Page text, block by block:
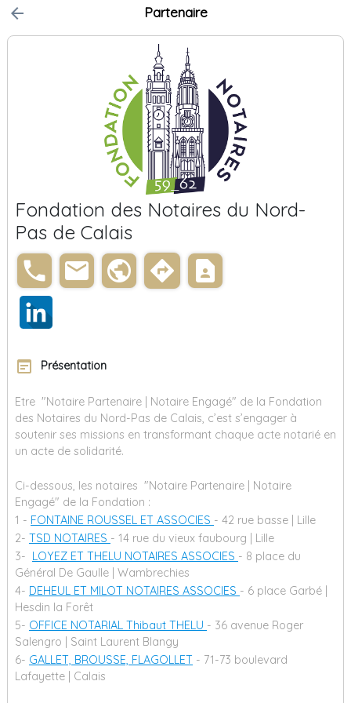
Partenaire
arrow_back
Fondation des Notaires du Nord-
Pas de Calais
phone email public directions contact_page
wysiwyg Présentation
Etre "Notaire Partenaire | Notaire Engagé" de la Fondation
des Notaires du Nord-Pas de Calais, c’est s’engager à
soutenir ses missions en transformant chaque acte notarié en
un acte de solidarité.
Ci-dessous, les notaires "Notaire Partenaire | Notaire
Engagé" de la Fondation :
1 - FONTAINE ROUSSEL ET ASSOCIES - 42 rue basse | Lille
2- TSD NOTAIRES - 14 rue du vieux faubourg | Lille
3- LOYEZ ET THELU NOTAIRES ASSOCIES - 8 place du
Général De Gaulle | Wambrechies
4- DEHEUL ET MILOT NOTAIRES ASSOCIES - 6 place Garbé |
Hesdin la Forêt
5- OFFICE NOTARIAL Thibaut THELU - 36 avenue Roger
Salengro | Saint Laurent Blangy
6- GALLET, BROUSSE, FLAGOLLET - 71-73 boulevard
Lafayette | Calais